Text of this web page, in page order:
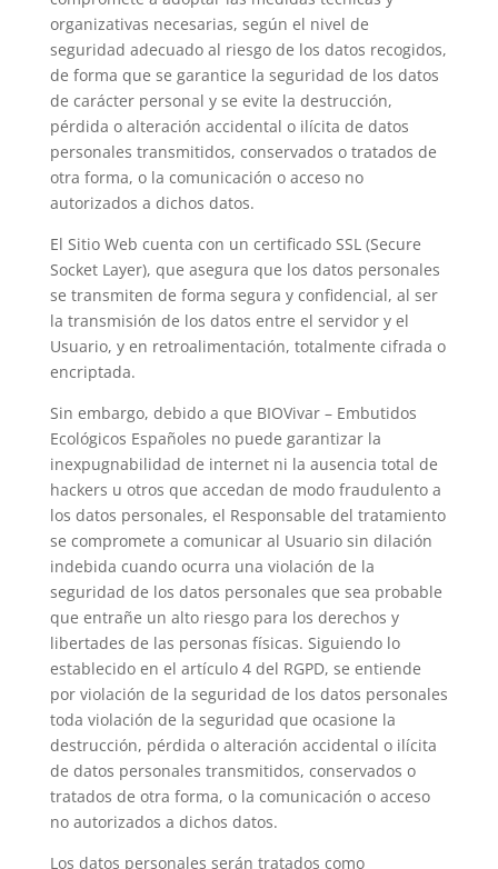
organizativas necesarias, según el nivel de
seguridad adecuado al riesgo de los datos recogidos,
de forma que se garantice la seguridad de los datos
de carácter personal y se evite la destrucción,
pérdida o alteración accidental o ilícita de datos
personales transmitidos, conservados o tratados de
otra forma, o la comunicación o acceso no
autorizados a dichos datos.
El Sitio Web cuenta con un certificado SSL (Secure
Socket Layer), que asegura que los datos personales
se transmiten de forma segura y confidencial, al ser
la transmisión de los datos entre el servidor y el
Usuario, y en retroalimentación, totalmente cifrada o
encriptada.
Sin embargo, debido a que BIOVivar – Embutidos
Ecológicos Españoles no puede garantizar la
inexpugnabilidad de internet ni la ausencia total de
hackers u otros que accedan de modo fraudulento a
los datos personales, el Responsable del tratamiento
se compromete a comunicar al Usuario sin dilación
indebida cuando ocurra una violación de la
seguridad de los datos personales que sea probable
que entrañe un alto riesgo para los derechos y
libertades de las personas físicas. Siguiendo lo
establecido en el artículo 4 del RGPD, se entiende
por violación de la seguridad de los datos personales
toda violación de la seguridad que ocasione la
destrucción, pérdida o alteración accidental o ilícita
de datos personales transmitidos, conservados o
tratados de otra forma, o la comunicación o acceso
no autorizados a dichos datos.
Los datos personales serán tratados como